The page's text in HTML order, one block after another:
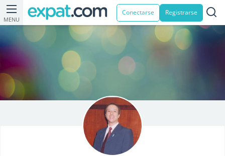
MENU
Conectarse Registrarse